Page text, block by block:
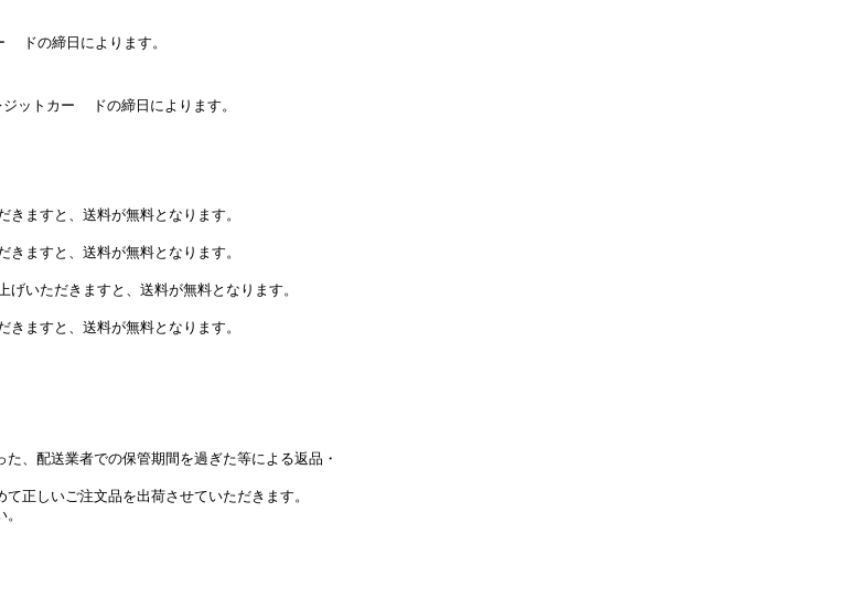
の締日によります。
トカー ドの締日によります。
ますと、送料が無料となります。
ますと、送料が無料となります。
いただきますと、送料が無料となります。
ますと、送料が無料となります。
、配送業者での保管期間を過ぎた等による返品・
正しいご注文品を出荷させていただきます。